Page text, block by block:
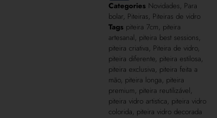
Categories Novidades, Para
bolar, Piteiras, Piteiras de vidro
Tags piteira 7cm, piteira
artesanal, piteira best sessions,
piteira criativa, Piteira de vidro,
piteira diferente, piteira estilosa,
piteira exclusiva, piteira feita a
mão, piteira longa, piteira
premium, piteira reutilizável,
piteira vidro artistica, piteira vidro
colorida, piteira vidro decorada